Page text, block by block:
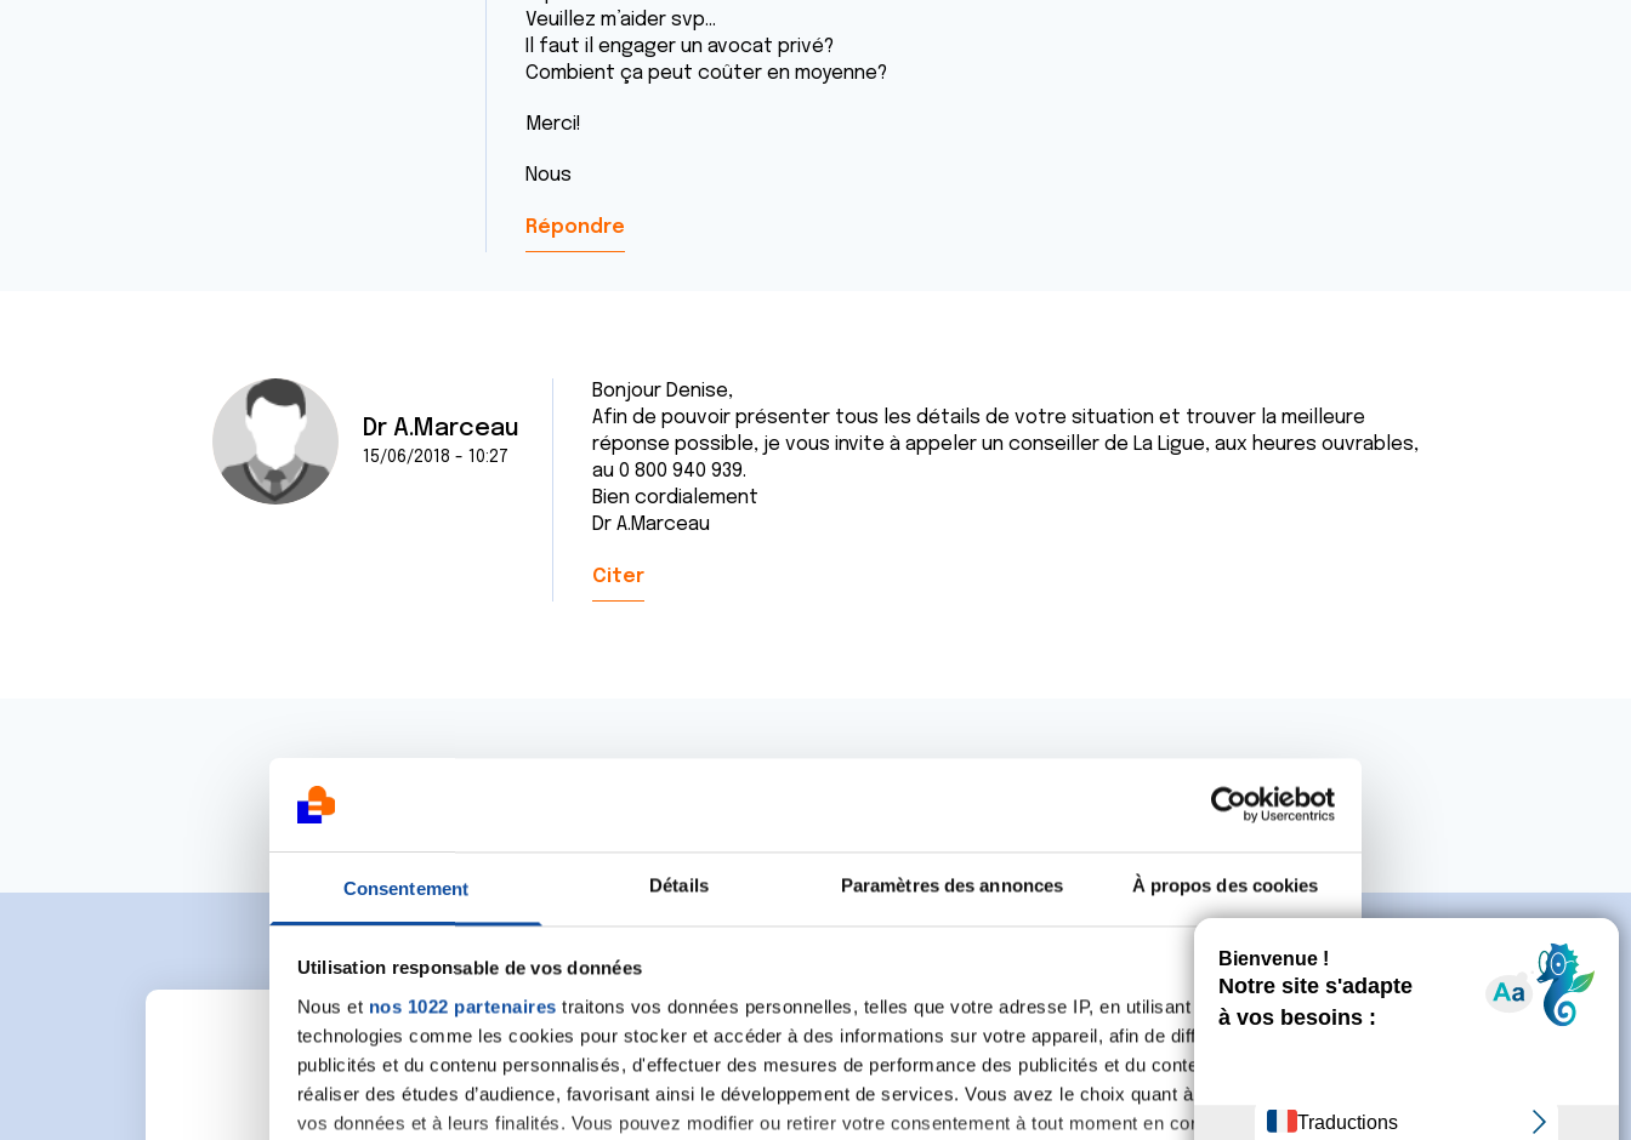
Consentement Détails Paramètres des annonces À propos des cookies
Utilisation responsable de vos données
Nous et nos 1022 partenaires traitons vos données personnelles, telles que votre adresse IP, en utilisant des
technologies comme les cookies pour stocker et accéder à des informations sur votre appareil, afin de diffuser des
publicités et du contenu personnalisés, d'effectuer des mesures de performance des publicités et du contenu, ainsi que de
réaliser des études d’audience, favorisant ainsi le développement de services. Vous avez le choix quant à l'utilisation de
vos données et à leurs finalités. Vous pouvez modifier ou retirer votre consentement à tout moment en consultant la
Veuillez m’aider svp...
Il faut il engager un avocat privé?
Combient ça peut coûter en moyenne?
Merci!
Nous
Répondre
Dr A.Marceau
15/06/2018 - 10:27
Bonjour Denise,
Afin de pouvoir présenter tous les détails de votre situation et trouver la meilleure
réponse possible, je vous invite à appeler un conseiller de La Ligue, aux heures ouvrables,
au 0 800 940 939.
Bien cordialement
Dr A.Marceau
Citer
Ecrire un commentaire